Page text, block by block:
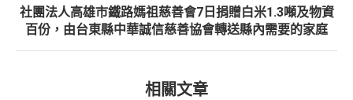
社團法人高雄市鐵路媽祖慈善會7日捐贈白米1.3噸及物資
百份，由台東縣中華誠信慈善協會轉送縣內需要的家庭
相關文章